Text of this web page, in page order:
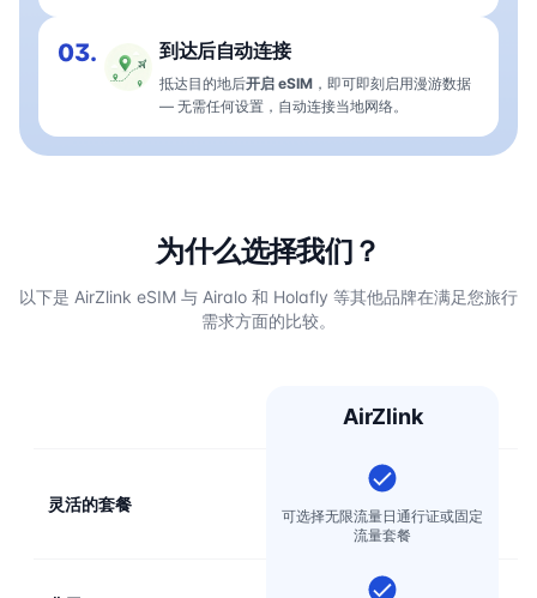
03. 到达后自动连接
抵达目的地后开启 eSIM ，即可即刻启用漫游数据
— 无需任何设置，自动连接当地网络。
为什么选择我们？
以下是 AirZlink eSIM 与 Airalo 和 Holafly 等其他品牌在满足您旅行
需求方面的比较。
AirZlink
灵活的套餐
可选择无限流量日通行证或固定
流量套餐